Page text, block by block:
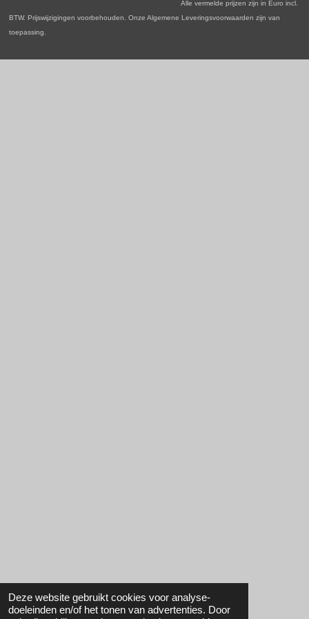
Deze website gebruikt cookies voor analyse-
doeleinden en/of het tonen van advertenties. Door
Alle vermelde prijzen zijn in Euro incl.
BTW. Prijswijzigingen voorbehouden. Onze Algemene Leveringsvoorwaarden zijn van
toepassing.